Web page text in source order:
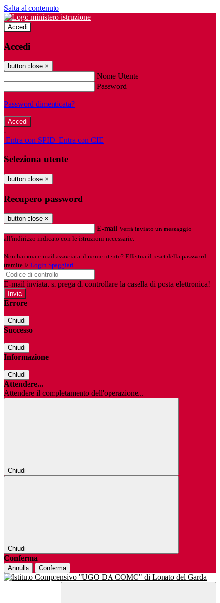
Salta al contenuto
Accedi
Accedi
button close ×
Nome Utente
Password
Password dimenticata?
-
Entra con SPID Entra con CIE
Seleziona utente
button close ×
Recupero password
button close ×
E-mail Verrà inviato un messaggio
all'indirizzo indicato con le istruzioni necessarie.
Non hai una e-mail associata al nome utente? Effettua il reset della password
tramite la Login Spaggiari
E-mail inviata, si prega di controllare la casella di posta elettronica!
Errore
Chiudi
Successo
Chiudi
Informazione
Chiudi
Attendere...
Attendere il completamento dell'operazione...
Chiudi
Chiudi
Conferma
Annulla Conferma